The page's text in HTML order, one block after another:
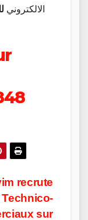
الالكتروني
recrute
sur